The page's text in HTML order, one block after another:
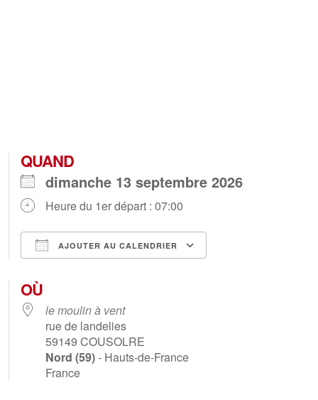
QUAND
dimanche 13 septembre 2026
Heure du 1er départ : 07:00
AJOUTER AU CALENDRIER
OÙ
le moulin à vent
rue de landelies
59149 COUSOLRE
Nord (59)- Hauts-de-France
France